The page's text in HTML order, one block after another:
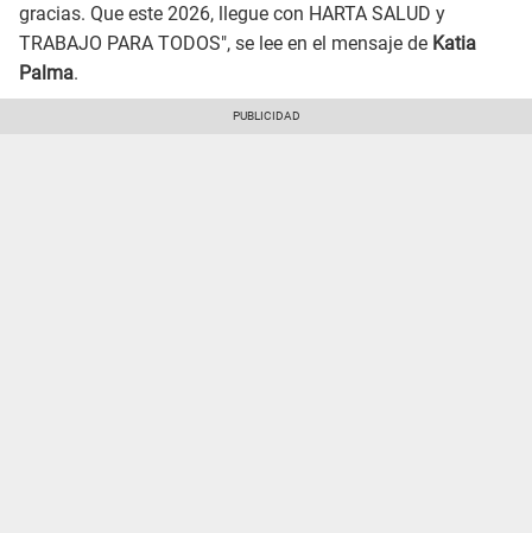
gracias. Que este 2026, llegue con HARTA SALUD y
TRABAJO PARA TODOS", se lee en el mensaje de Katia
Palma.